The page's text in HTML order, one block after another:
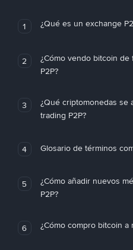
1 ¿Qué es un exchange
2
¿Cómo vendo bitcoin de
P2P?
3
¿Qué criptomonedas se
trading P2P?
4 Glosario de términos
5
¿Cómo añadir nuevos
P2P?
6 ¿Cómo compro bitcoin a